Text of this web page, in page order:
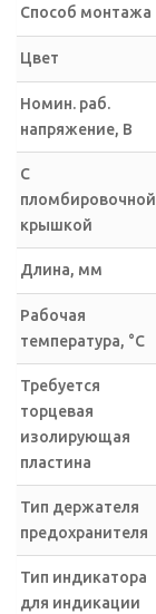
Способ монтажа
Цвет
Номин. раб.
напряжение, В
С
пломбировочной
крышкой
Длина, мм
Рабочая
температура, °C
Требуется
торцевая
изолирующая
пластина
Тип держателя
предохранителя
Тип индикатора
для индикации